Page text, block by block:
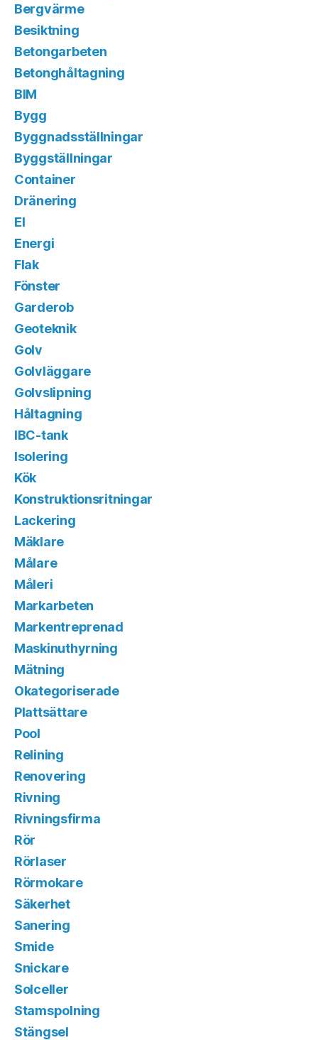
Bergvärme
Besiktning
Betongarbeten
Betonghåltagning
BIM
Bygg
Byggnadsställningar
Byggställningar
Container
Dränering
El
Energi
Flak
Fönster
Garderob
Geoteknik
Golv
Golvläggare
Golvslipning
Håltagning
IBC-tank
Isolering
Kök
Konstruktionsritningar
Lackering
Mäklare
Målare
Måleri
Markarbeten
Markentreprenad
Maskinuthyrning
Mätning
Okategoriserade
Plattsättare
Pool
Relining
Renovering
Rivning
Rivningsfirma
Rör
Rörlaser
Rörmokare
Säkerhet
Sanering
Smide
Snickare
Solceller
Stamspolning
Stängsel